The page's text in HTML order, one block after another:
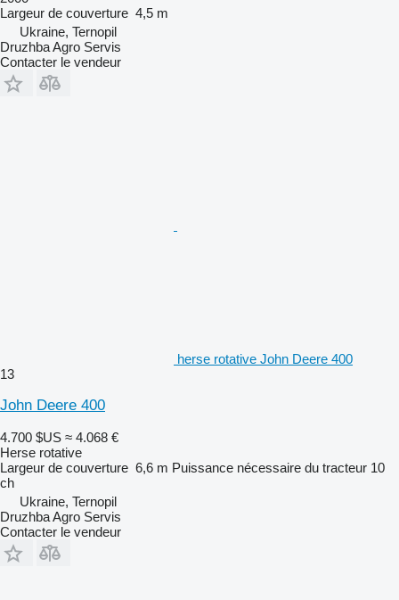
Largeur de couverture 4,5 m
Ukraine, Ternopil
Druzhba Agro Servis
Contacter le vendeur
herse rotative John Deere 400
13
John Deere 400
4.700 $US ≈ 4.068 €
Herse rotative
Largeur de couverture 6,6 m Puissance nécessaire du tracteur 10
ch
Ukraine, Ternopil
Druzhba Agro Servis
Contacter le vendeur